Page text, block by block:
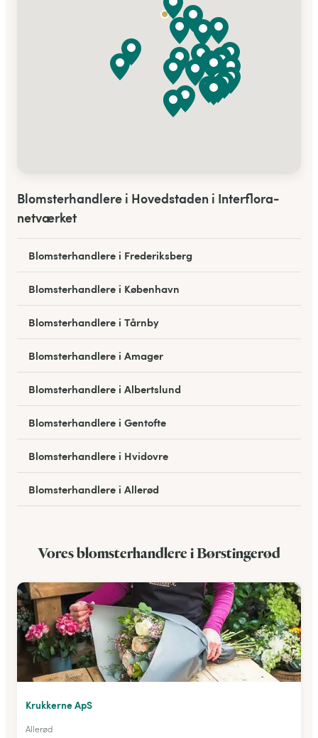
Blomsterhandlere i Hovedstaden i Interflora-
netværket
Blomsterhandlere i Frederiksberg
Blomsterhandlere i København
Blomsterhandlere i Tårnby
Blomsterhandlere i Amager
Blomsterhandlere i Albertslund
Blomsterhandlere i Gentofte
Blomsterhandlere i Hvidovre
Blomsterhandlere i Allerød
Blomsterhandlere i Hareskovby
Vores blomsterhandlere i Børstingerød
Krukkerne ApS
Allerød